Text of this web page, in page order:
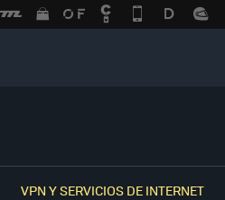
VPN Y SERVICIOS DE INTERNET